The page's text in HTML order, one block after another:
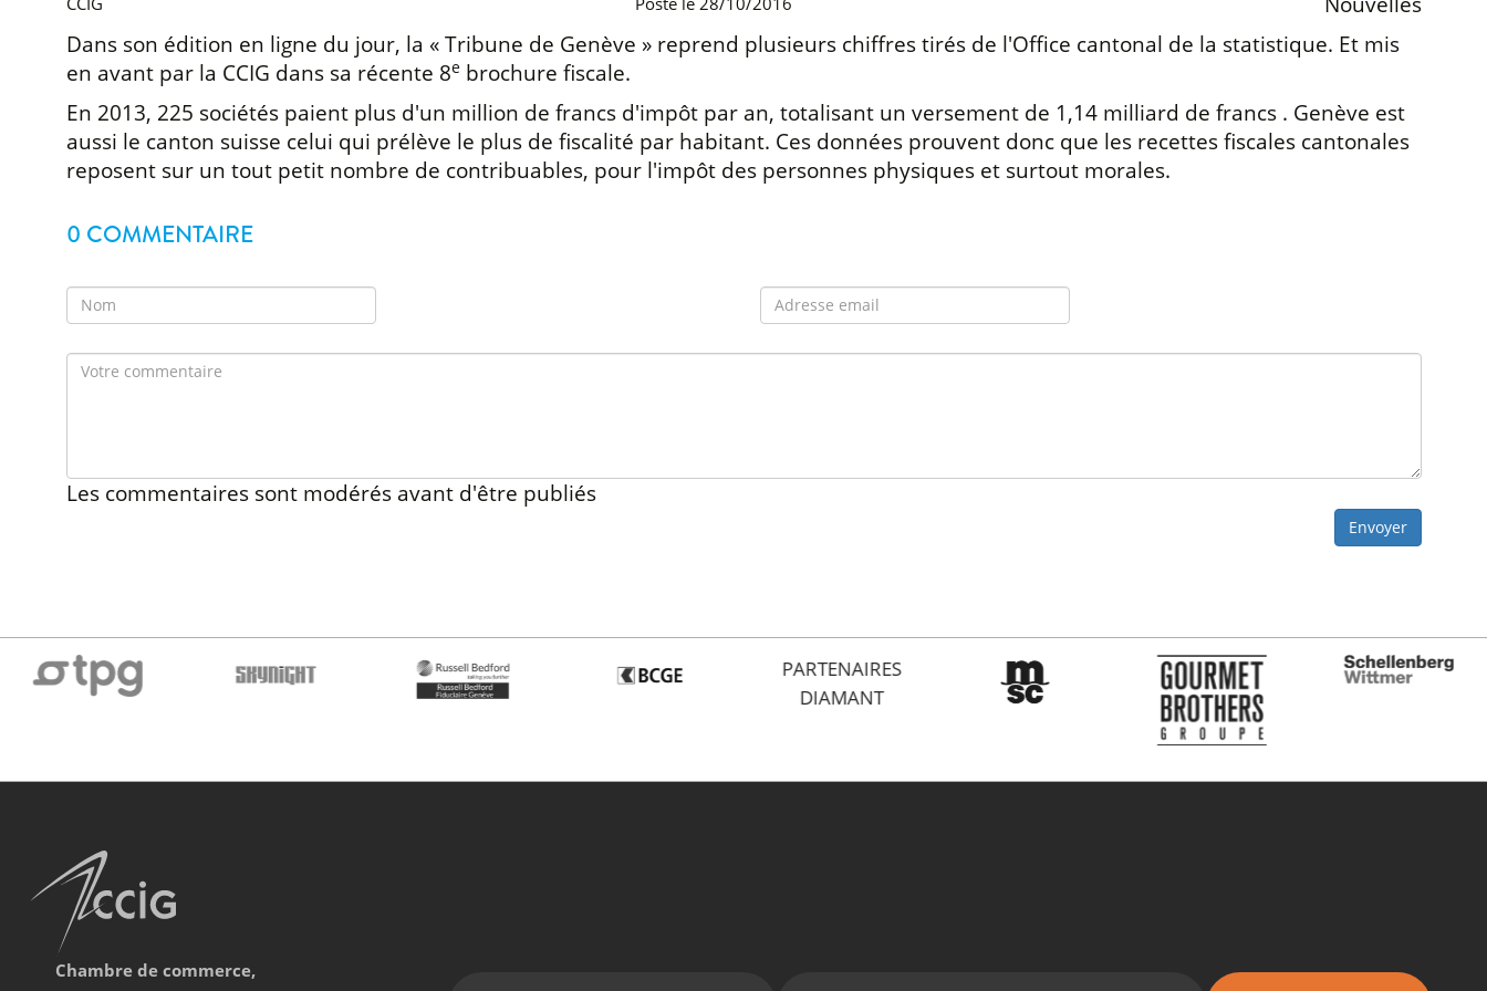
Dans son édition en ligne du jour, la « Tribune de Genève » reprend plusieurs chiffres tirés de l'Office cantonal de la statistique. Et mis
en avant par la CCIG dans sa récente 8ebrochure fiscale.
En 2013, 225 sociétés paient plus d'un million de francs d'impôt par an, totalisant un versement de 1,14 milliard de francs . Genève est
aussi le canton suisse celui qui prélève le plus de fiscalité par habitant. Ces données prouvent donc que les recettes fiscales cantonales
reposent sur un tout petit nombre de contribuables, pour l'impôt des personnes physiques et surtout morales.
0 COMMENTAIRE
Les commentaires sont modérés avant d'être publiés
Envoyer
PARTENAIRES
DIAMANT
Chambre de commerce,